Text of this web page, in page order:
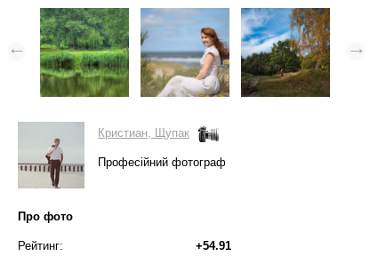
Кристиан, Щупак
Професійний фотограф
Про фото
Рейтинг:
+54.91